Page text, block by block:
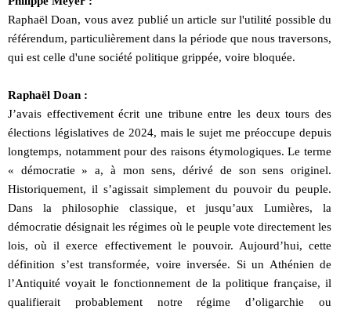
Raphaël Doan, vous avez publié un article sur l'utilité possible du
référendum, particulièrement dans la période que nous traversons,
qui est celle d'une société politique grippée, voire bloquée.
Raphaël Doan :
J’avais effectivement écrit une tribune entre les deux tours des
élections législatives de 2024, mais le sujet me préoccupe depuis
longtemps, notamment pour des raisons étymologiques. Le terme
« démocratie » a, à mon sens, dérivé de son sens originel.
Historiquement, il s’agissait simplement du pouvoir du peuple.
Dans la philosophie classique, et jusqu’aux Lumières, la
démocratie désignait les régimes où le peuple vote directement les
lois, où il exerce effectivement le pouvoir. Aujourd’hui, cette
définition s’est transformée, voire inversée. Si un Athénien de
l’Antiquité voyait le fonctionnement de la politique française, il
qualifierait probablement notre régime d’oligarchie ou